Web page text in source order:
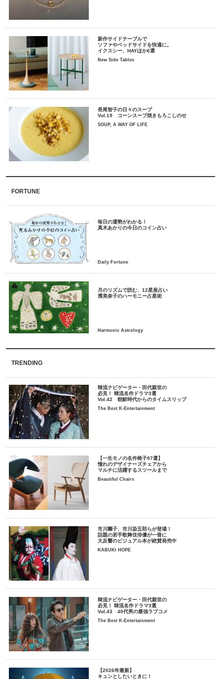
新作サイドテーブルで
ソファやベッドサイドを快適に。
イクスシー、HAYほか6選
New Side Tables
長尾智子の日々のスープ
Vol.19 コーンスープ焼きもろこしのせ
SOUP, A WAY OF LIFE
FORTUNE
毎日の運勢がわかる！
月のリズムで読む、12星座占い
TRENDING
韓流ナビゲーター・田代親世の
必見！ 韓流名作ドラマ3選
Vol.42 朝鮮時代からのタイムスリップ
The Best K-Entertainment
【一生モノの名作椅子97選】
憧れのデザイナーズチェアから
マルチに活躍するスツールまで
Beautiful Chairs
市川團子、市川染五郎らが登場！
話題の若手歌舞伎俳優が一冊に
大反響のビジュアル本が絶賛発売中
KABUKI HOPE
韓流ナビゲーター・田代親世の
必見！ 韓流名作ドラマ3選
Vol.43 40代男の最強ラブコメ
The Best K-Entertainment
【2026年最新】
キュンとしたいときに！